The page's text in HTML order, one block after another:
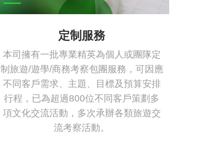
定制服務
本司擁有一批專業精英為個人或團隊定
制旅遊/遊學/商務考察包團服務，可因應
不同客戶需求、主題、目標及預算安排
行程，已為超過800位不同客戶策劃多
項文化交流活動，多次承辦各類旅遊交
流考察活動。